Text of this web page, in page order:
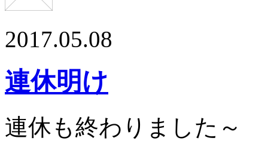
2017.05.08
連休明け
連休も終わりました～